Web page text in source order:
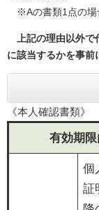
※Aの書類1点の場
上記の理由以外
に該当するかを事前
有効期限
《本人確認書類》
個
証